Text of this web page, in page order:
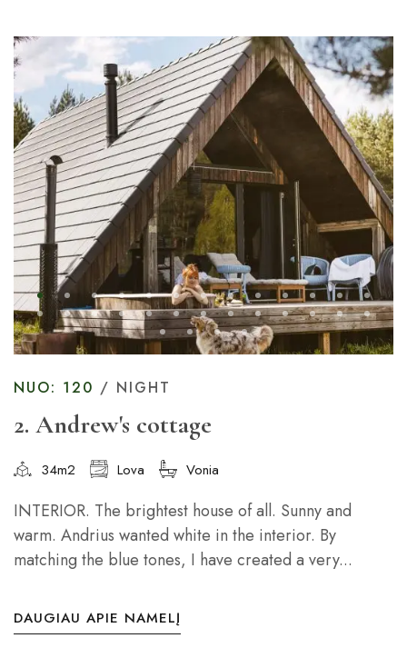
NUO: 120 / NIGHT
2. Andrew's cottage
34m2 Lova Vonia
INTERIOR. The brightest house of all. Sunny and
warm. Andrius wanted white in the interior. By
matching the blue tones, I have created a very...
DAUGIAU APIE NAMELĮ